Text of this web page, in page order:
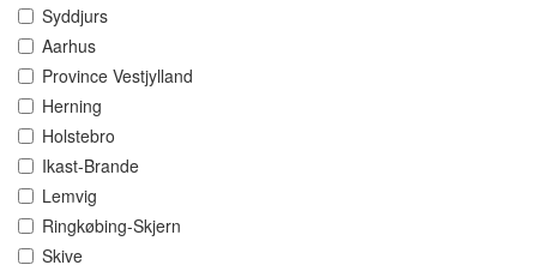
Syddjurs
Aarhus
Province Vestjylland
Herning
Holstebro
Ikast-Brande
Lemvig
Ringkøbing-Skjern
Skive